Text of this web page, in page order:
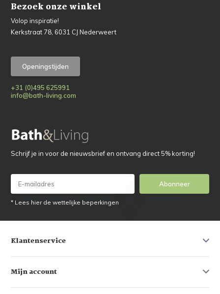
Bezoek onze winkel
Volop inspiratie!
Kerkstraat 78, 6031 CJ Nederweert
Openingstijden
+31 (0)495 625991
info@bath-living.com
Schrijf je in voor de nieuwsbrief en ontvang direct 5% korting!
Abonneer
* Lees hier de wettelijke beperkingen
Klantenservice
Mijn account